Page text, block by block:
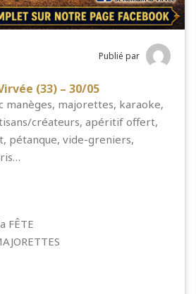
Publié par
(33) – 30/05
manèges, majorettes, karaoke,
créateurs, apéritif offert,
pétanque, vide-greniers,
FÊTE